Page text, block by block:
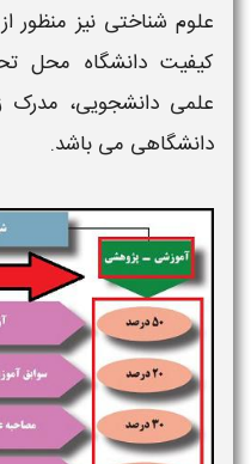
علوم شناختی نیز منظور
کیفیت دانشگاه محل
علمی دانشجویی، مدرک
دانشگاهی می باشد.